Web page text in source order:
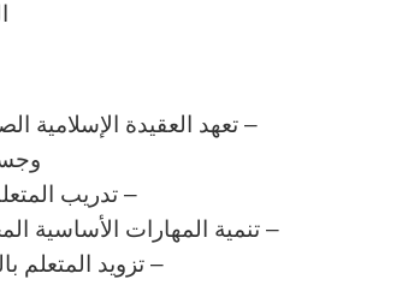
– تعهد العقيدة الإسلامية
– تدريب
– تنمية المهارات الأساسية
– تزويد